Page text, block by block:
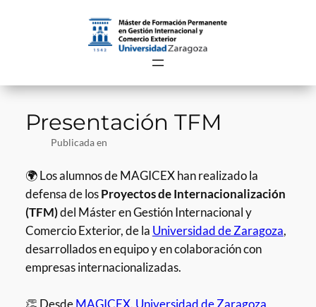
Presentación TFM
Publicada en
🌍 Los alumnos de MAGICEX han realizado la
defensa de losProyectos de Internacionalización
(TFM)del Máster en Gestión Internacional y
Comercio Exterior, de la Universidad de Zaragoza,
desarrollados en equipo y en colaboración con
empresas internacionalizadas.
👏 DesdeMAGICEX. Universidad de Zaragoza